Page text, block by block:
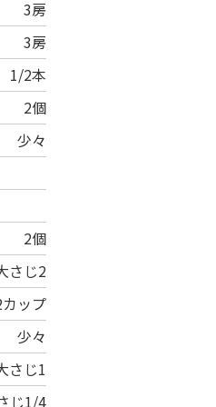
3房
3房
1/2本
2個
少々
2個
さじ2
ップ
少々
さじ1
じ1/4